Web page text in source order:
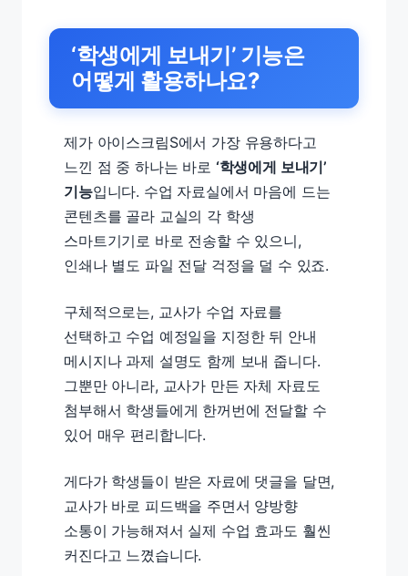
‘학생에게 보내기’ 기능은
어떻게 활용하나요?
제가 아이스크림S에서 가장 유용하다고
느낀 점 중 하나는 바로 ‘학생에게 보내기’
기능입니다. 수업 자료실에서 마음에 드는
콘텐츠를 골라 교실의 각 학생
스마트기기로 바로 전송할 수 있으니,
인쇄나 별도 파일 전달 걱정을 덜 수 있죠.
구체적으로는, 교사가 수업 자료를
선택하고 수업 예정일을 지정한 뒤 안내
메시지나 과제 설명도 함께 보내 줍니다.
그뿐만 아니라, 교사가 만든 자체 자료도
첨부해서 학생들에게 한꺼번에 전달할 수
있어 매우 편리합니다.
게다가 학생들이 받은 자료에 댓글을 달면,
교사가 바로 피드백을 주면서 양방향
소통이 가능해져서 실제 수업 효과도 훨씬
커진다고 느꼈습니다.